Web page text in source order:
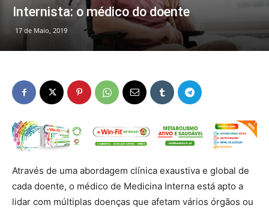
Internista: o médico do doente
17 de Maio, 2019
Através de uma abordagem clínica exaustiva e global de
cada doente, o médico de Medicina Interna está apto a
lidar com múltiplas doenças que afetam vários órgãos ou